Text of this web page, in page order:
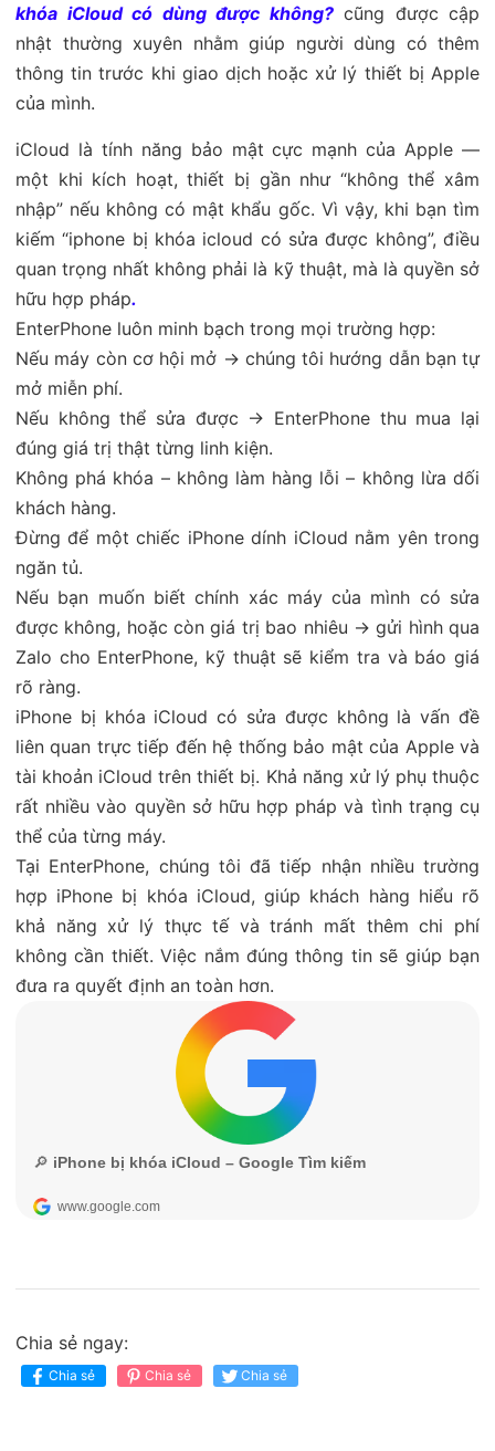
khóa iCloud có dùng được không?cũng được cập
nhật thường xuyên nhằm giúp người dùng có thêm
thông tin trước khi giao dịch hoặc xử lý thiết bị Apple
của mình.
iCloud là tính năng bảo mật cực mạnh của Apple —
một khi kích hoạt, thiết bị gần như “không thể xâm
nhập” nếu không có mật khẩu gốc. Vì vậy, khi bạn tìm
kiếm “iphone bị khóa icloud có sửa được không”, điều
quan trọng nhất không phải là kỹ thuật, mà là quyền sở
hữu hợp pháp.
EnterPhone luôn minh bạch trong mọi trường hợp:
Nếu máy còn cơ hội mở → chúng tôi hướng dẫn bạn tự
mở miễn phí.
Nếu không thể sửa được → EnterPhone thu mua lại
đúng giá trị thật từng linh kiện.
Không phá khóa – không làm hàng lỗi – không lừa dối
khách hàng.
Đừng để một chiếc iPhone dính iCloud nằm yên trong
ngăn tủ.
Nếu bạn muốn biết chính xác máy của mình có sửa
được không, hoặc còn giá trị bao nhiêu → gửi hình qua
Zalo cho EnterPhone, kỹ thuật sẽ kiểm tra và báo giá
rõ ràng.
iPhone bị khóa iCloud có sửa được không là vấn đề
liên quan trực tiếp đến hệ thống bảo mật của Apple và
tài khoản iCloud trên thiết bị. Khả năng xử lý phụ thuộc
rất nhiều vào quyền sở hữu hợp pháp và tình trạng cụ
thể của từng máy.
Tại EnterPhone, chúng tôi đã tiếp nhận nhiều trường
hợp iPhone bị khóa iCloud, giúp khách hàng hiểu rõ
khả năng xử lý thực tế và tránh mất thêm chi phí
không cần thiết. Việc nắm đúng thông tin sẽ giúp bạn
đưa ra quyết định an toàn hơn.
Chia sẻ ngay:
Chia sẻ Chia sẻ Chia sẻ